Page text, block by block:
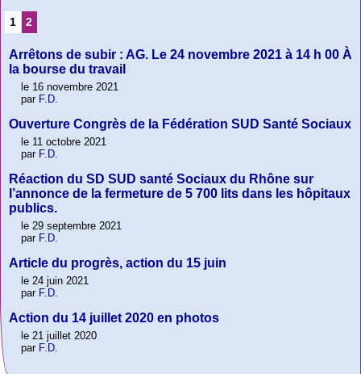
1 2
Arrêtons de subir : AG. Le 24 novembre 2021 à 14 h 00 À
la bourse du travail
le 16 novembre 2021
par F.D.
Ouverture Congrès de la Fédération SUD Santé Sociaux
le 11 octobre 2021
par F.D.
Réaction du SD SUD santé Sociaux du Rhône sur
l’annonce de la fermeture de 5 700 lits dans les hôpitaux
publics.
le 29 septembre 2021
par F.D.
Article du progrès, action du 15 juin
le 24 juin 2021
par F.D.
Action du 14 juillet 2020 en photos
le 21 juillet 2020
par F.D.